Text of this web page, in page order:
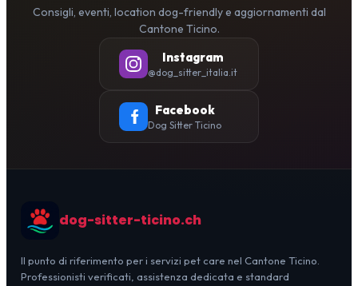
Consigli, eventi, location dog-friendly e aggiornamenti dal
Cantone Ticino.
Instagram
@dog_sitter_italia.it
Facebook
Dog Sitter Ticino
dog-sitter-ticino.ch
Il punto di riferimento per i servizi pet care nel Cantone Ticino.
Professionisti verificati, assistenza dedicata e standard